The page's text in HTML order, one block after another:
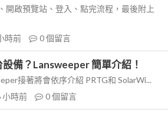
開啟預覽站、登入、點完流程，最後附上
時前 0個留言
備？Lansweeper 簡單介紹！
接著將會依序介紹 PRTG和 SolarWi...
小時前 0個留言